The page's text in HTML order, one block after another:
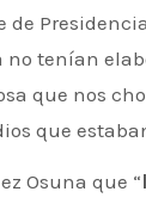
de
no tenían
que nos
que
Osuna que “